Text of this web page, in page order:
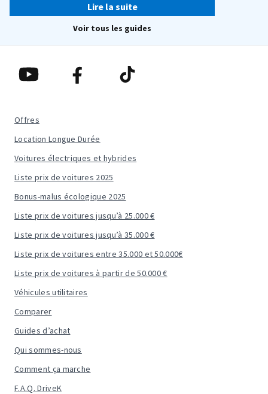
Lire la suite
Voir tous les guides
Offres
Location Longue Durée
Voitures électriques et hybrides
Liste prix de voitures 2025
Bonus-malus écologique 2025
Liste prix de voitures jusqu’à 25.000 €
Liste prix de voitures jusqu’à 35.000 €
Liste prix de voitures entre 35.000 et 50.000€
Liste prix de voitures à partir de 50.000 €
Véhicules utilitaires
Comparer
Guides d’achat
Qui sommes-nous
Comment ça marche
F.A.Q. DriveK